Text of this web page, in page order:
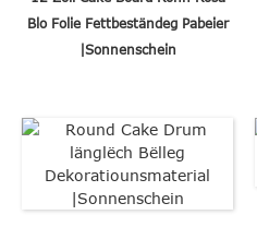
Blo Folie Fettbeständeg Pabeier
|Sonnenschein